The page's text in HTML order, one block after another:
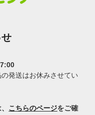
発送はお休みさせてい
こちらのページをご確